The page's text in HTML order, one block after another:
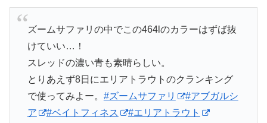
ズームサファリの中でこの464lのカラーはずば抜
けていい…！
スレッドの濃い青も素晴らしい。
とりあえず8日にエリアトラウトのクランキング
で使ってみよー。 #ズームサファリ
#アブガルシ
ア
#ベイトフィネス
#エリアトラウト